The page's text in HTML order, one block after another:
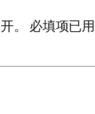
。
必填项已